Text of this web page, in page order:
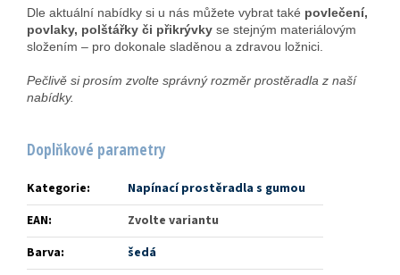
Dle aktuální nabídky si u nás můžete vybrat také povlečení,
povlaky, polštářky či přikrývky se stejným materiálovým
složením – pro dokonale sladěnou a zdravou ložnici.
Pečlivě si prosím zvolte správný rozměr prostěradla z naší
nabídky.
Doplňkové parametry
Kategorie:
Napínací prostěradla s gumou
EAN:
Zvolte variantu
Barva:
šedá